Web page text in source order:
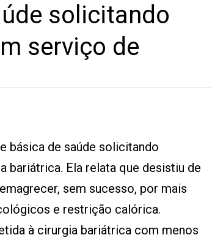
solicitando
serviço de
básica de saúde solicitando
bariátrica. Ela relata que desistiu de
sem sucesso, por mais
e restrição calórica.
à cirurgia bariátrica com menos